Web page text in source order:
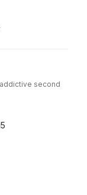
second
röster: